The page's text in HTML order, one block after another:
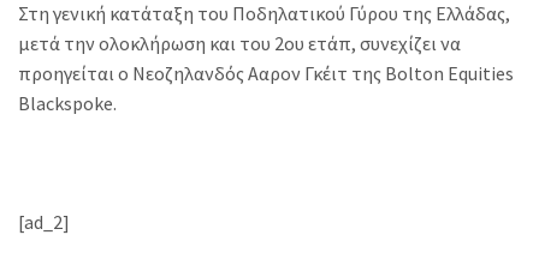
Στη γενική κατάταξη του Ποδηλατικού Γύρου της Ελλάδας,
μετά την ολοκλήρωση και του 2ου ετάπ, συνεχίζει να
προηγείται ο Νεοζηλανδός Ααρον Γκέιτ της Bolton Equities
Blackspoke.
[ad_2]